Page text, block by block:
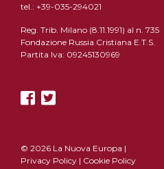
tel.: +39-035-294021
Reg. Trib. Milano (8.11.1991) al n. 735
Fondazione Russia Cristiana E.T.S.
Partita Iva: 09245130969
© 2026 La Nuova Europa |
Privacy Policy | Cookie Policy